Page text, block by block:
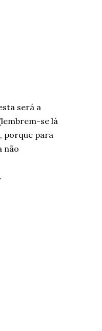
será a
se lá
porque para
não